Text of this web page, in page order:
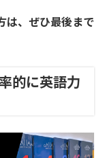
は、ぜひ最後まで
的に英語力